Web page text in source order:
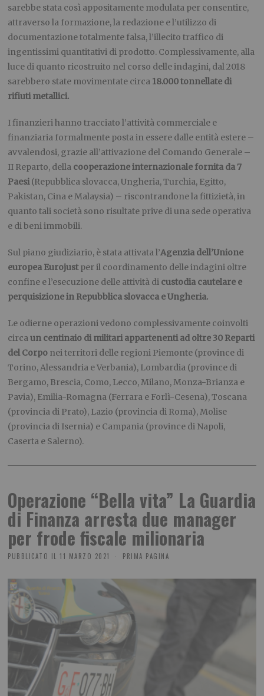
sarebbe stata così appositamente modulata per consentire,
attraverso la formazione, la redazione e l’utilizzo di
documentazione totalmente falsa, l’illecito traffico di
ingentissimi quantitativi di prodotto. Complessivamente, alla
luce di quanto ricostruito nel corso delle indagini, dal 2018
sarebbero state movimentate circa 18.000 tonnellate di
rifiuti metallici.
I finanzieri hanno tracciato l’attività commerciale e
finanziaria formalmente posta in essere dalle entità estere –
avvalendosi, grazie all’attivazione del Comando Generale –
II Reparto, della cooperazione internazionale fornita da 7
Paesi(Repubblica slovacca, Ungheria, Turchia, Egitto,
Pakistan, Cina e Malaysia) – riscontrandone la fittizietà, in
quanto tali società sono risultate prive di una sede operativa
e di beni immobili.
Sul piano giudiziario, è stata attivata l’Agenzia dell’Unione
europea Eurojustper il coordinamento delle indagini oltre
confine e l’esecuzione delle attività di custodia cautelare e
perquisizione in Repubblica slovacca e Ungheria.
Le odierne operazioni vedono complessivamente coinvolti
circaun centinaio dimilitari appartenenti ad oltre 30 Reparti
del Corpo nei territori delle regioni Piemonte (province di
Torino, Alessandria e Verbania), Lombardia (province di
Bergamo, Brescia, Como, Lecco, Milano, Monza-Brianza e
Pavia), Emilia-Romagna (Ferrara e Forlì-Cesena), Toscana
(provincia di Prato), Lazio (provincia di Roma), Molise
(provincia di Isernia) e Campania (province di Napoli,
Caserta e Salerno).
Operazione “Bella vita” La Guardia
di Finanza arresta due manager
per frode fiscale milionaria
PUBBLICATO IL 11 MARZO 2021 PRIMA PAGINA